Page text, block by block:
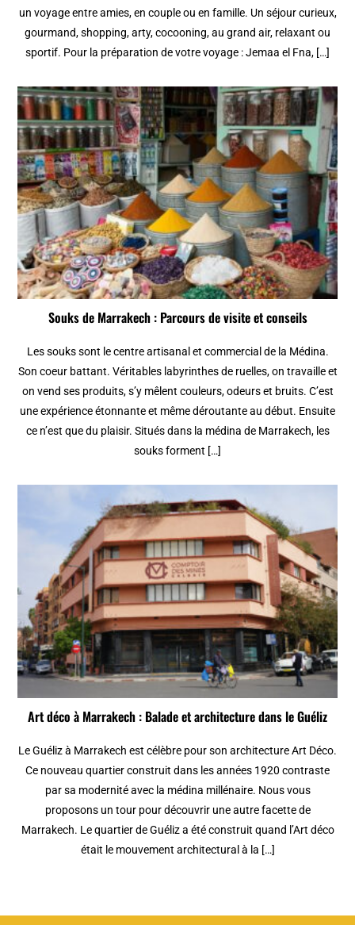
un voyage entre amies, en couple ou en famille. Un séjour curieux,
gourmand, shopping, arty, cocooning, au grand air, relaxant ou
sportif. Pour la préparation de votre voyage : Jemaa el Fna, […]
Souks de Marrakech : Parcours de visite et conseils
Les souks sont le centre artisanal et commercial de la Médina.
Son coeur battant. Véritables labyrinthes de ruelles, on travaille et
on vend ses produits, s’y mêlent couleurs, odeurs et bruits. C’est
une expérience étonnante et même déroutante au début. Ensuite
ce n’est que du plaisir. Situés dans la médina de Marrakech, les
souks forment […]
Art déco à Marrakech : Balade et architecture dans le Guéliz
Le Guéliz à Marrakech est célèbre pour son architecture Art Déco.
Ce nouveau quartier construit dans les années 1920 contraste
par sa modernité avec la médina millénaire. Nous vous
proposons un tour pour découvrir une autre facette de
Marrakech. Le quartier de Guéliz a été construit quand l’Art déco
était le mouvement architectural à la […]